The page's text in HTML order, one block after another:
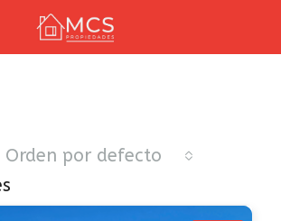
Orden por defecto